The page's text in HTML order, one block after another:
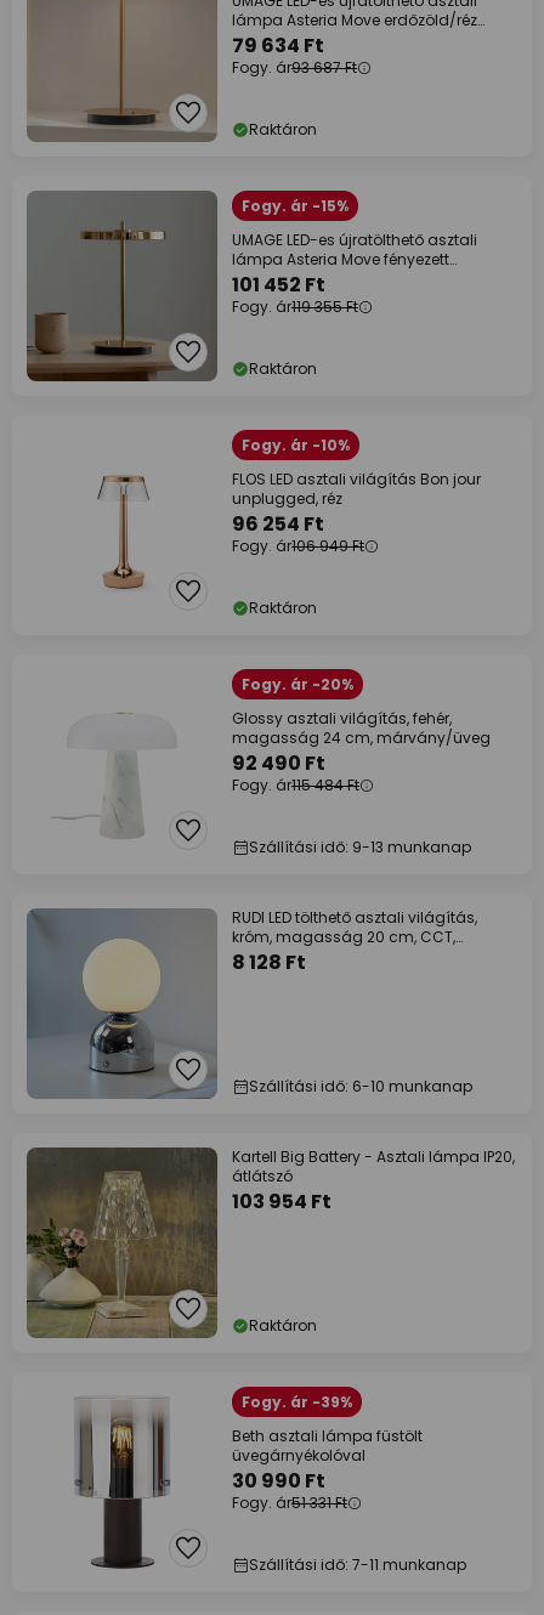
lámpa Asteria Move erdőzöld/réz
31cm
79 634 Ft
Fogy. ár93 687 Ft
Raktáron
Fogy. ár -15%
UMAGE LED-es újratölthető asztali
lámpa Asteria Move fényezett
sárgaréz 31 cm
101 452 Ft
Fogy. ár119 355 Ft
Raktáron
Fogy. ár -10%
FLOS LED asztali világítás Bon jour
unplugged, réz
96 254 Ft
Fogy. ár106 949 Ft
Raktáron
Fogy. ár -20%
Glossy asztali világítás, fehér,
magasság 24 cm, márvány/üveg
92 490 Ft
Fogy. ár115 484 Ft
Szállítási idő: 9-13 munkanap
RUDI LED tölthető asztali világítás,
króm, magasság 20 cm, CCT,
érintéses
8 128 Ft
Szállítási idő: 6-10 munkanap
Kartell Big Battery - Asztali lámpa IP20,
átlátszó
103 954 Ft
Raktáron
Fogy. ár -39%
Beth asztali lámpa füstölt
üvegárnyékolóval
30 990 Ft
Fogy. ár51 331 Ft
Szállítási idő: 7-11 munkanap